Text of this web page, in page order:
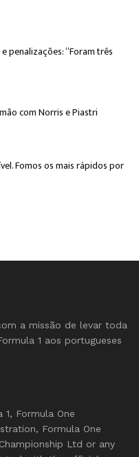
penalizações: “Foram três
com Norris e Piastri
Fomos os mais rápidos por
a missão de levar toda
1 aos portugueses
Formula One
Formula One
Ltd or any